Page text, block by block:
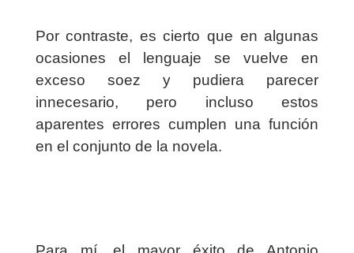
Por contraste, es cierto que en algunas
ocasiones el lenguaje se vuelve en
exceso soez y pudiera parecer
innecesario, pero incluso estos
aparentes errores cumplen una función
en el conjunto de la novela.